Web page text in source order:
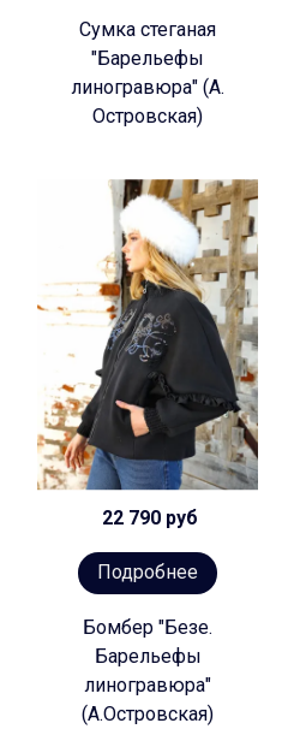
Сумка стеганая
"Барельефы
линогравюра" (А.
Островская)
22 790 руб
Подробнее
Бомбер "Безе.
Барельефы
линогравюра"
(А.Островская)